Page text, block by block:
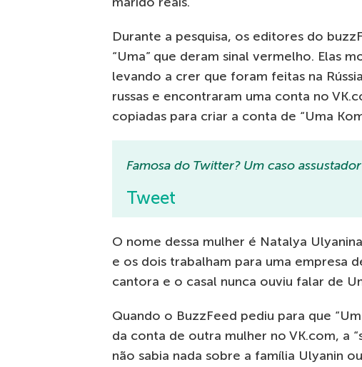
Durante a pesquisa, os editores do
“Uma” que deram sinal vermelho. Elas
levando a crer que foram feitas na
russas e encontraram uma conta no
copiadas para criar a conta de “Uma
Famosa do Twitter? Um caso
Tweet
O nome dessa mulher é Natalya
e os dois trabalham para uma empresa
cantora e o casal nunca ouviu falar de
Quando o BuzzFeed pediu para que
da conta de outra mulher no VK.com, a
não sabia nada sobre a família Ulyanin